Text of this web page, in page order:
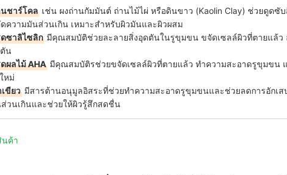
ชาร์โคล เช่น ผงถ่านกัมมันต์ ถ่านไม้ไผ่ หรือดินขาว (Kaolin Clay) ช่วยดูดซั
ความมันส่วนเกิน เหมาะสำหรับผิวมันและผิวผสม
ซาลิไซลิก มีคุณสมบัติช่วยละลายสิ่งอุดตันในรูขุมขน ขจัดเซลล์ผิวที่ตายแล้ว
น
ผลไม้ AHA มีคุณสมบัติรช่วยขจัดเซลล์ผิวที่ตายแล้ว ทำความสะอาดรูขุมขน
หม่
ขียว มีสารต้านอนุมูลอิสระที่ช่วยทำความสะอาดรูขุมขนและช่วยลดการอักเส
วนเกินและช่วยให้ผิวรู้สึกสดชื่น
ค้า